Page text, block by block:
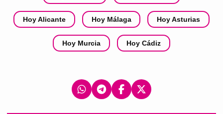
Hoy Alicante Hoy Málaga Hoy Asturias
Hoy Murcia Hoy Cádiz